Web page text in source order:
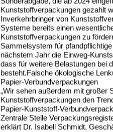
Kunststoffverpackungen gezahlt
Inverkehrbringer von
Systeme bereits einen
Kunststoffverpackungen zu
Sammelsystem für
nächstem Jahr die Einweg-
dass für weitere Belastungen bei
besteht.Falsche ökologische
Papier-Verbundverpackungen
„Wir sehen außerdem mit großer
Kunststoffverpackungen den
Papier-Kunststoff-
Zentrale Stelle
erklärt Dr. Isabell Schmidt,